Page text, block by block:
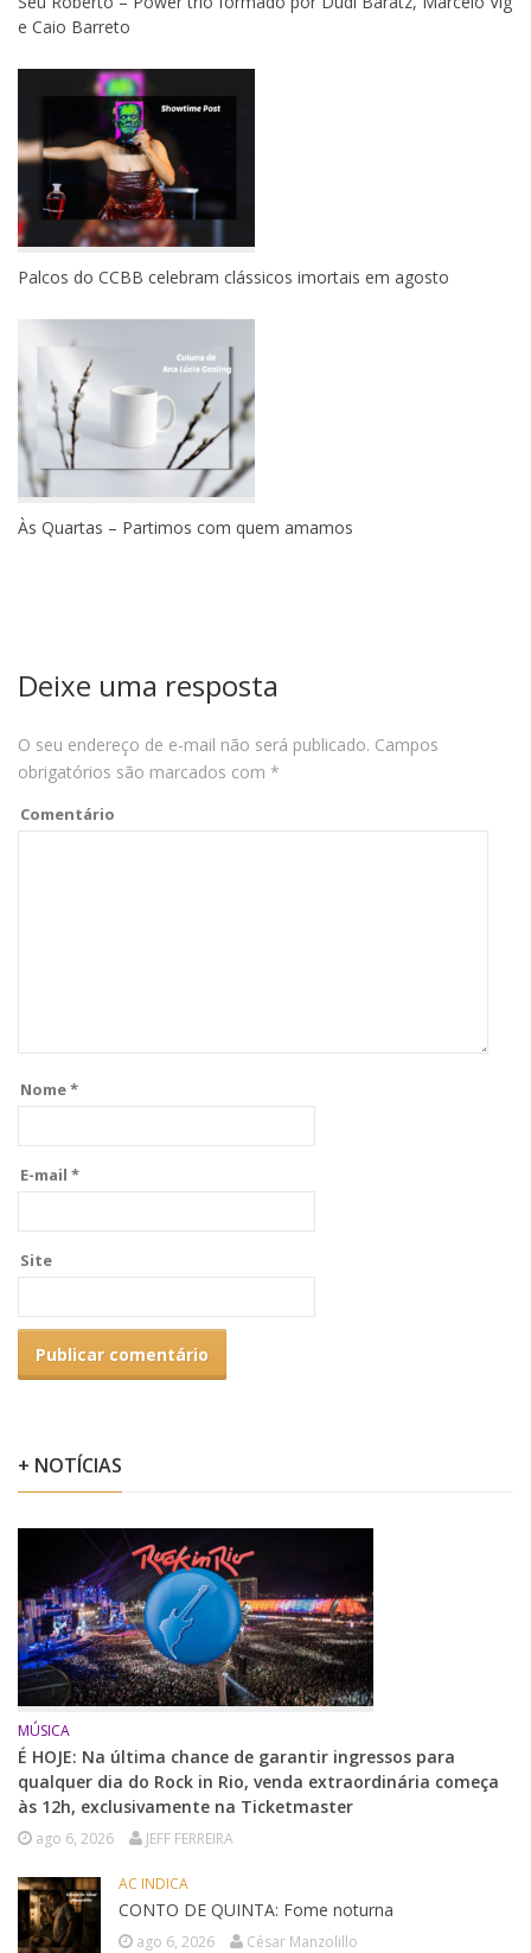
e Caio Barreto
Palcos do CCBB celebram clássicos imortais em agosto
Às Quartas – Partimos com quem amamos
Deixe uma resposta
O seu endereço de e-mail não será publicado. Campos
obrigatórios são marcados com *
Comentário
Nome*
E-mail *
Site
+ NOTÍCIAS
MÚSICA
É HOJE: Na última chance de garantir ingressos para
qualquer dia do Rock in Rio, venda extraordinária começa
às 12h, exclusivamente na Ticketmaster
ago 6, 2026 JEFF FERREIRA
AC INDICA
CONTO DE QUINTA: Fome noturna
ago 6, 2026 César Manzolillo